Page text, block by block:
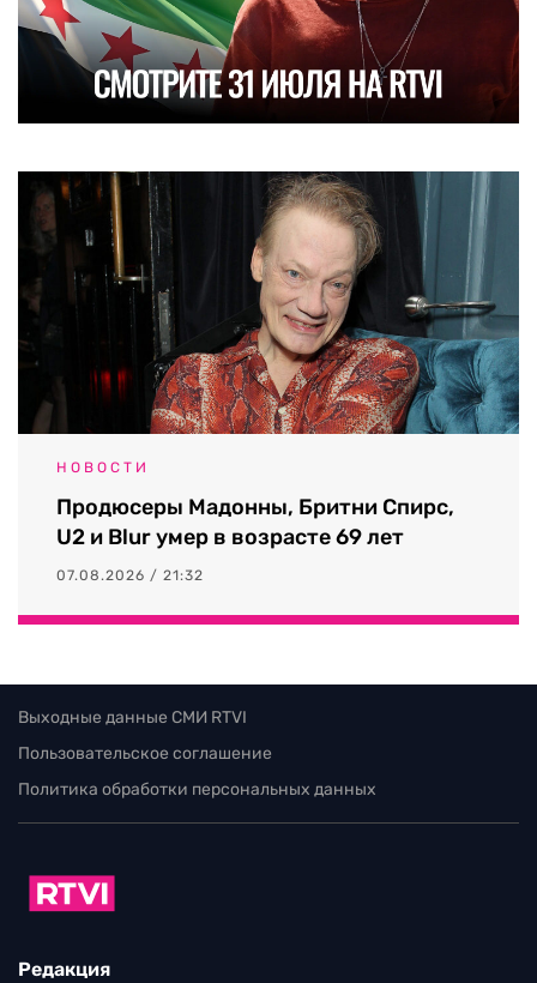
НОВОСТИ
Продюсеры Мадонны, Бритни Спирс,
U2 и Blur умер в возрасте 69 лет
07.08.2026 / 21:32
Выходные данные СМИ RTVI
Пользовательское соглашение
Политика обработки персональных данных
Редакция